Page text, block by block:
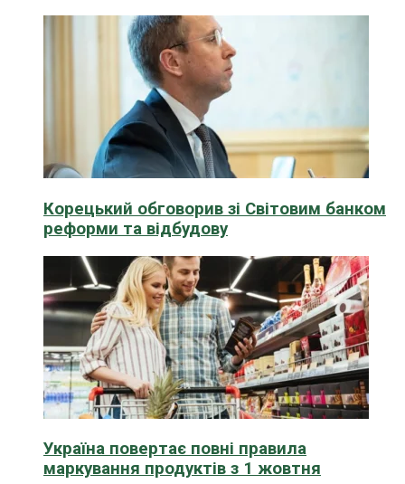
Корецький обговорив зі Світовим банком
реформи та відбудову
Україна повертає повні правила
маркування продуктів з 1 жовтня